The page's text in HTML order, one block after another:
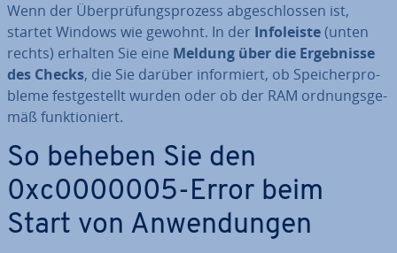
Wenn der Über­prü­fungs­pro­zess ab­ge­schlos­sen ist,
startet Windows wie gewohnt. In der In­fo­leis­te(unten
rechts) erhalten Sie eine Meldung über die Er­geb­nis­se
des Checks, die Sie darüber in­for­miert, ob Spei­cher­pro­
ble­me fest­ge­stellt wurden oder ob der RAM ord­nungs­ge­
mäß funk­tio­niert.
So beheben Sie den
0xc0000005-Error beim
Start von An­wen­dun­gen